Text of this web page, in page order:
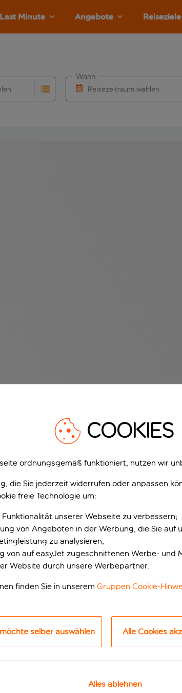
Last Minute Angebote Reiseziele
Reisezeitraum wählen
Wann
in
großartigen Platz an der Strandpromenade
Stadt entfernt. Das Hotel ist mit allem
der Pools hat einen flachen Bereich, in
sind.
sondern etwas Abwechslung brauchst,
Kurse an. Außerdem gibt es ein Spa, in dem
COOKIES
ordnungsgemäß funktioniert, nutzen wir
die Sie jederzeit widerrufen oder anpassen
freie Technologie um:
unserer Webseite zu verbessern;
von Angeboten in der Werbung, die Sie auf
zu analysieren;
von auf easyJet zugeschnittenen Werbe- und
Website durch unsere Werbepartner.
finden Sie in unserem Gruppen Cookie-
selber auswählen Alle Cookies
Alles ablehnen